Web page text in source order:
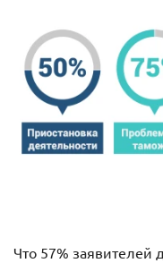
Что 57% заявителей